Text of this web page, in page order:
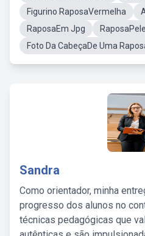
Figurino RaposaVermelha
RaposaEm Jpg
RaposaPele
Foto Da CabeçaDe Uma
Sandra
Como orientador, minha
progresso dos alunos no
técnicas pedagógicas que